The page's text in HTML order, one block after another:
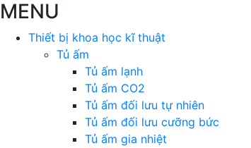
MENU
Thiết bị khoa học kĩ thuật
Tủ ấm
Tủ ấm lạnh
Tủ ấm CO2
Tủ ấm đối lưu tự nhiên
Tủ ấm đối lưu cưỡng bức
Tủ ấm gia nhiệt